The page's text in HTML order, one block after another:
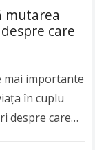
mutarea
care
mai importante
în cuplu
despre care